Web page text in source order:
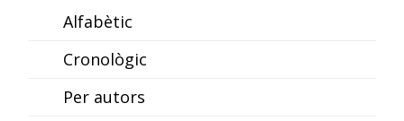
Alfabètic
Cronològic
Per autors